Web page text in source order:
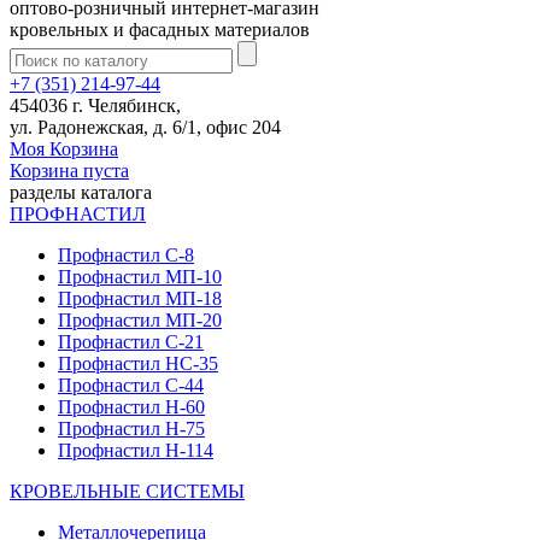
оптово-розничный интернет-магазин
кровельных и фасадных материалов
+7 (351) 214-97-44
454036 г. Челябинск,
ул. Радонежская, д. 6/1, офис 204
Моя Корзина
Корзина пуста
разделы каталога
ПРОФНАСТИЛ
Профнастил С-8
Профнастил МП-10
Профнастил МП-18
Профнастил МП-20
Профнастил С-21
Профнастил НС-35
Профнастил С-44
Профнастил Н-60
Профнастил Н-75
Профнастил Н-114
КРОВЕЛЬНЫЕ СИСТЕМЫ
Металлочерепица